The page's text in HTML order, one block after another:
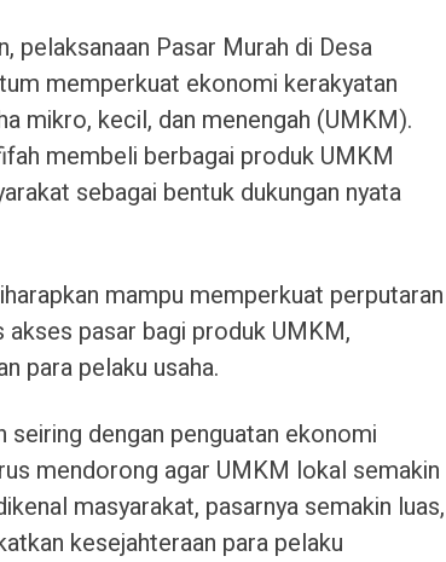
pelaksanaan Pasar Murah di Desa
memperkuat ekonomi kerakyatan
mikro, kecil, dan menengah (UMKM).
membeli berbagai produk UMKM
sebagai bentuk dukungan nyata
mampu memperkuat perputaran
pasar bagi produk UMKM,
para pelaku usaha.
seiring dengan penguatan ekonomi
mendorong agar UMKM lokal semakin
masyarakat, pasarnya semakin luas,
kesejahteraan para pelaku